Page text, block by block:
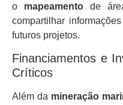
o mapeamento de
compartilhar
futuros projetos.
Financiamentos e
Críticos
Além da mineração